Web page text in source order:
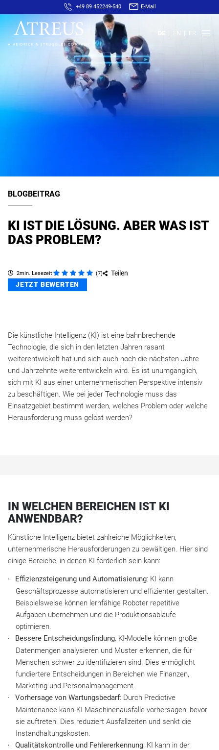
+49 89 452249-540 E-Mail
DE EN FR
BLOGBEITRAG
KI IST DIE LÖSUNG. ABER WAS IST
DAS PROBLEM?
2min. Lesezeit (7)
Teilen
JETZT BEWERTEN
Die künstliche Intelligenz (KI) ist eine bahnbrechende
Technologie, die sich in den letzten Jahren rasant
weiterentwickelt hat und sich auch noch die nächsten Jahre
und Jahrzehnte weiterentwickeln wird. Es ist unumgänglich,
sich mit KI aus einer unternehmerischen Perspektive intensiv
zu beschäftigen. Wie bei jeder Technologie muss das
Einsatzgebiet bestimmt werden, welches Problem oder welche
Herausforderung muss gelöst werden?
IN WELCHEN BEREICHEN IST KI
ANWENDBAR?
Künstliche Intelligenz bietet zahlreiche Möglichkeiten,
unternehmerische Herausforderungen zu bewältigen. Hier sind
einige Bereiche, in denen KI förderlich sein kann:
Effizienzsteigerung und Automatisierung: KI kann
Geschäftsprozesse automatisieren und effizienter gestalten.
Beispielsweise können lernfähige Roboter repetitive
Aufgaben übernehmen und die Produktionsabläufe
optimieren.
Bessere Entscheidungsfindung: KI-Modelle können große
Datenmengen analysieren und Muster erkennen, die für
Menschen schwer zu identifizieren sind. Dies ermöglicht
fundiertere Entscheidungen in Bereichen wie Finanzen,
Marketing und Personalmanagement.
Vorhersage von Wartungsbedarf: Durch Predictive
Maintenance kann KI Maschinenausfälle vorhersagen, bevor
sie auftreten. Dies reduziert Ausfallzeiten und senkt die
Instandhaltungskosten.
Qualitätskontrolle und Fehlererkennung: KI kann in der